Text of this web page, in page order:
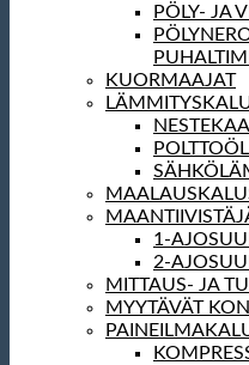
PÖLY- JA
KUORMAAJAT
1-
2-
MITTAUS- JA
MYYTÄVÄT